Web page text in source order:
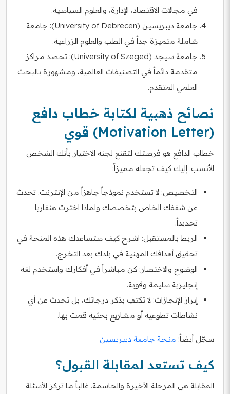
في مجالات الاقتصاد، الإدارة، والعلوم السياسية.
جامعة ديبريسين (University of Debrecen): جامعة
شاملة متميزة جداً في الطب والعلوم الزراعية.
جامعة سيجد (University of Szeged): تحصد مراكز
متقدمة دائماً في التصنيفات العالمية، ومشهورة بالبحث
العلمي المتقدم.
نصائح ذهبية لكتابة خطاب دافع
(Motivation Letter) قوي
خطاب الدافع هو فرصتك لتقنع لجنة الاختيار بأنك الشخص
الأنسب. إليك كيف تجعله مميزاً:
التخصيص: لا تستخدم نموذجاً جاهزاً من الإنترنت. تحدث
عن شغفك الخاص بتخصصك ولماذا اخترت هنغاريا
تحديداً.
الربط بالمستقبل: اشرح كيف ستساعدك هذه المنحة في
تحقيق أهدافك المهنية في بلدك بعد التخرج.
الوضوح والاختصار: كن مباشراً في أفكارك واستخدم لغة
إنجليزية سليمة وقوية.
إبراز الإنجازات: لا تكتفِ بذكر درجاتك، بل تحدث عن أي
نشاطات تطوعية أو مشاريع بحثية قمت بها.
سجّل أيضاً: منحة جامعة ديبريسين
كيف تستعد لمقابلة القبول؟
المقابلة هي المرحلة الأخيرة والحاسمة. غالباً ما تركز الأسئلة